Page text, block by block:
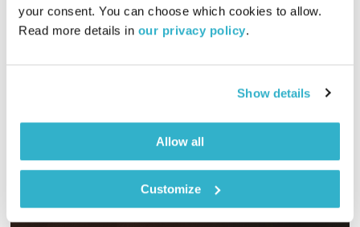
your consent. You can choose which cookies to allow.
Read more details in our privacy policy.
Show details
Allow all
Customize
01.08.23
02:01:36